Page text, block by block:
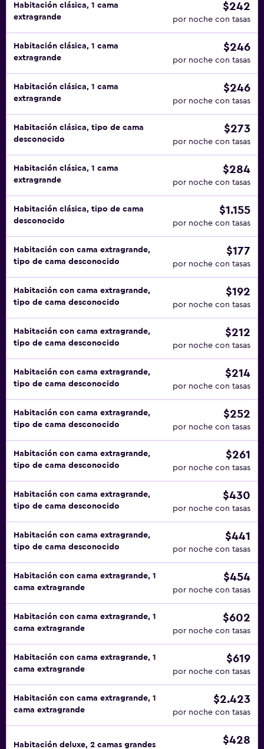
Habitación clásica, 1 cama
extragrande
$242
por noche con tasas
Habitación clásica, 1 cama
extragrande
$246
por noche con tasas
Habitación clásica, 1 cama
extragrande
$246
por noche con tasas
Habitación clásica, tipo de cama
desconocido
$273
por noche con tasas
Habitación clásica, 1 cama
extragrande
$284
por noche con tasas
Habitación clásica, tipo de cama
desconocido
$1.155
por noche con tasas
Habitación con cama extragrande,
tipo de cama desconocido
$177
por noche con tasas
Habitación con cama extragrande,
tipo de cama desconocido
$192
por noche con tasas
Habitación con cama extragrande,
tipo de cama desconocido
$212
por noche con tasas
Habitación con cama extragrande,
tipo de cama desconocido
$214
por noche con tasas
Habitación con cama extragrande,
tipo de cama desconocido
$252
por noche con tasas
Habitación con cama extragrande,
tipo de cama desconocido
$261
por noche con tasas
Habitación con cama extragrande,
tipo de cama desconocido
$430
por noche con tasas
Habitación con cama extragrande,
tipo de cama desconocido
$441
por noche con tasas
Habitación con cama extragrande, 1
cama extragrande
$454
por noche con tasas
Habitación con cama extragrande, 1
cama extragrande
$602
por noche con tasas
Habitación con cama extragrande, 1
cama extragrande
$619
por noche con tasas
Habitación con cama extragrande, 1
cama extragrande
$2.423
por noche con tasas
Habitación deluxe, 2 camas grandes $428